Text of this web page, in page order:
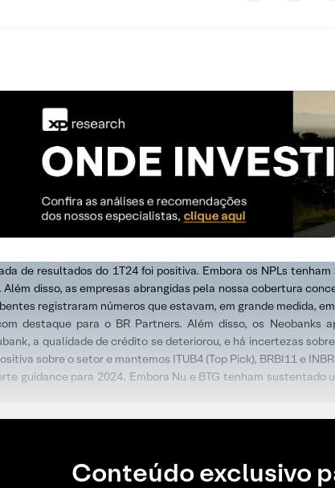
de resultados do 1T24 foi positiva. Embora os NPLs
disso, as empresas abrangidas pela nossa cobertura
registraram números que estavam, em grande medida,
destaque para o BR Partners. Além disso, os Neobanks
a qualidade de crédito se deteriorou, e há incertezas
sobre o setor e mantemos ITUB4 (Top Pick), BRBI11 e
guidance para 2024. Embora Nu e BTG tenham sustentado
Conteúdo exclusivo